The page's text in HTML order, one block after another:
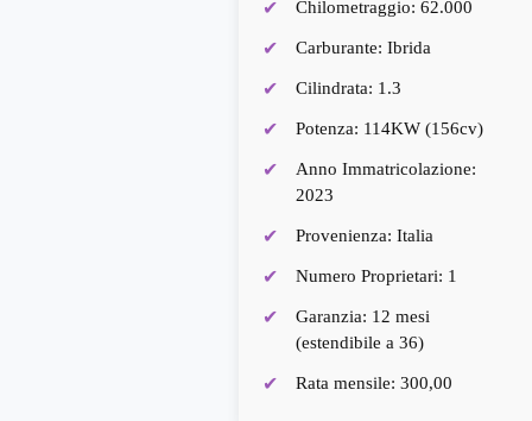
Chilometraggio: 62.000
Carburante: Ibrida
Cilindrata: 1.3
Potenza: 114KW (156cv)
Anno Immatricolazione:
2023
Provenienza: Italia
Numero Proprietari: 1
Garanzia: 12 mesi
(estendibile a 36)
Rata mensile: 300,00